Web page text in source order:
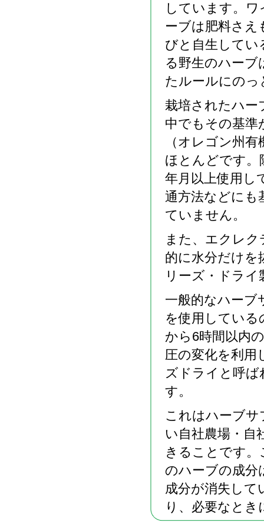
しています。
ーブは肥料さえ
びと自生してい
る野生のハーブ
たルールにの
栽培されたハー
中でもその基
（オレゴン州
ほとんどです。
年月以上使用し
通方法などにも
ていません。
また、エクレ
的に水分だけを
リーズ・ドラ
一般的なハーブ
を使用してい
から6時間以内
圧の変化を利用
ズドライと呼ば
す。
これはハーブ
い自社農場・自
きることです
のハーブの成分
成分が消失して
り、必要なと